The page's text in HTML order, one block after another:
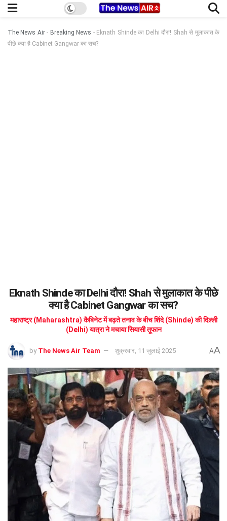
The News Air- Breaking News - Eknath Shinde का Delhi दौरा! Shah से मुलाकात के
पीछे क्या है Cabinet Gangwar का सच?
Eknath Shinde का Delhi दौरा! Shah से मुलाकात के पीछे
क्या है Cabinet Gangwar का सच?
महाराष्ट्र (Maharashtra) कैबिनेट में बढ़ते तनाव के बीच शिंदे (Shinde) की दिल्ली
(Delhi) यात्रा ने मचाया सियासी तूफान
by The News Air Team शुक्रवार, 11 जुलाई 2025 AA